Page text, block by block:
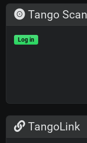
Tango Scan
Log in
TangoLink